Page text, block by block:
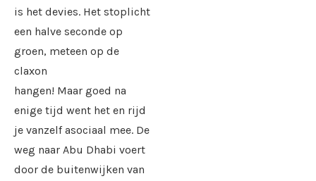
is het devies. Het stoplicht
een halve seconde op
groen, meteen op de
claxon
hangen! Maar goed na
enige tijd went het en rijd
je vanzelf asociaal mee. De
weg naar Abu Dhabi voert
door de buitenwijken van